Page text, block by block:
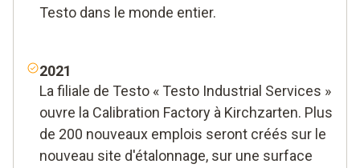
Testo dans le monde entier.
2021
La filiale de Testo « Testo Industrial Services »
ouvre la Calibration Factory à Kirchzarten. Plus
de 200 nouveaux emplois seront créés sur le
nouveau site d'étalonnage, sur une surface